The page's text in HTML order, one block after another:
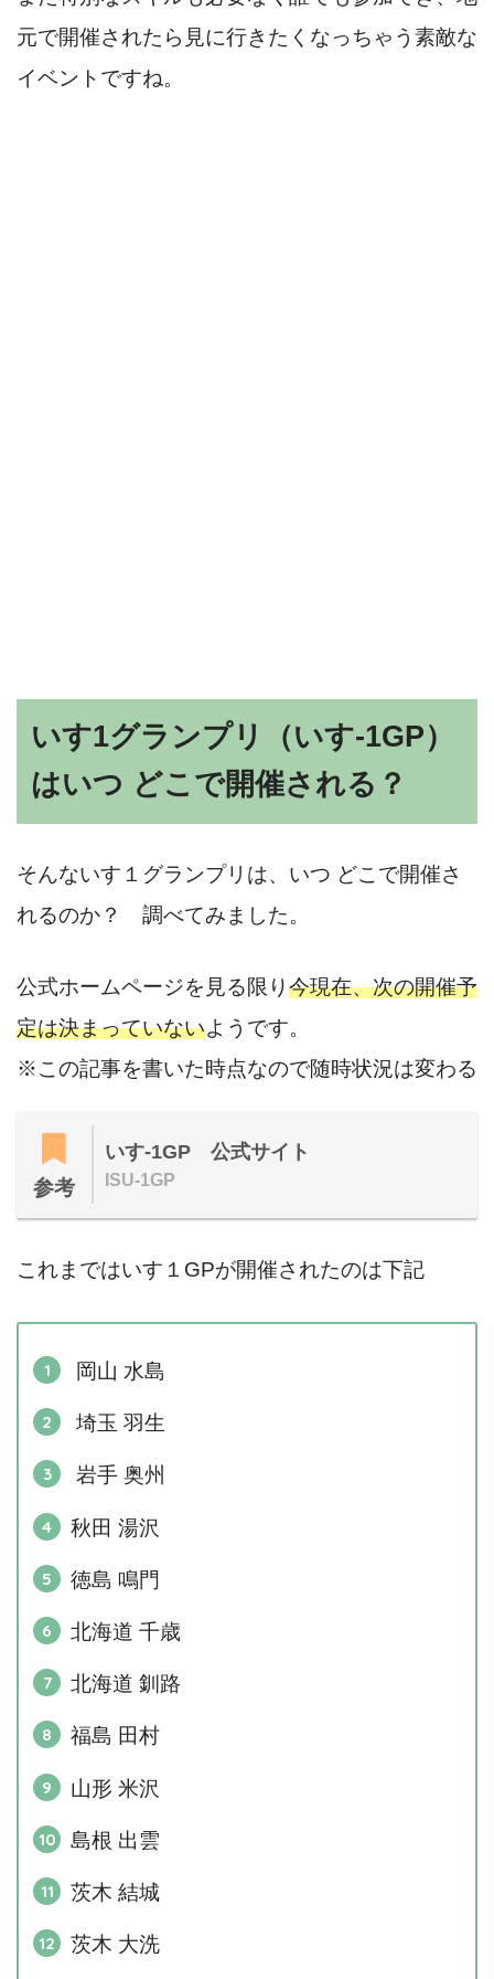
元で開催されたら見に行きたくなっちゃう素敵な
イベントですね。
いす1グランプリ（いす-1GP）
はいつ どこで開催される？
そんないす１グランプリは、いつ どこで開催さ
れるのか？ 調べてみました。
公式ホームページを見る限り今現在、次の開催予
定は決まっていないようです。
※この記事を書いた時点なので随時状況は変わる
参考
いす-1GP 公式サイト
ISU-1GP
これまではいす１GPが開催されたのは下記
岡山 水島
埼玉 羽生
岩手 奥州
秋田 湯沢
徳島 鳴門
北海道 千歳
北海道 釧路
福島 田村
山形 米沢
島根 出雲
茨木 結城
茨木 大洗